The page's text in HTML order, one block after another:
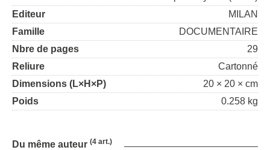
Editeur
MILAN
Famille
DOCUMENTAIRE
Nbre de pages
29
Reliure
Cartonné
Dimensions (L×H×P)
20 × 20 × cm
Poids
0.258 kg
Du même auteur (4 art.)